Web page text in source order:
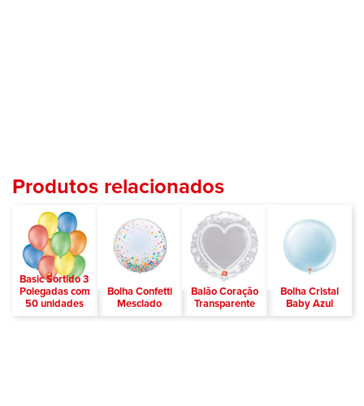
Produtos relacionados
Basic Sortido 3
Polegadas com
50 unidades
Bolha Confetti
Mesclado
Balão Coração
Transparente
Bolha Cristal
Baby Azul